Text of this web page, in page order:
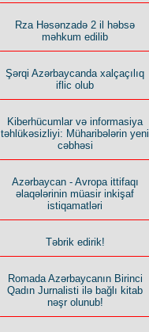
Rza Həsənzadə 2 il həbsə
məhkum edilib
Şərqi Azərbaycanda xalçaçılıq
iflic olub
Kiberhücumlar və informasiya
təhlükəsizliyi: Müharibələrin yeni
cəbhəsi
Azərbaycan - Avropa ittifaqı
əlaqələrinin müasir inkişaf
istiqamatləri
Təbrik edirik!
Romada Azərbaycanın Birinci
Qadın Jurnalisti ilə bağlı kitab
nəşr olunub!